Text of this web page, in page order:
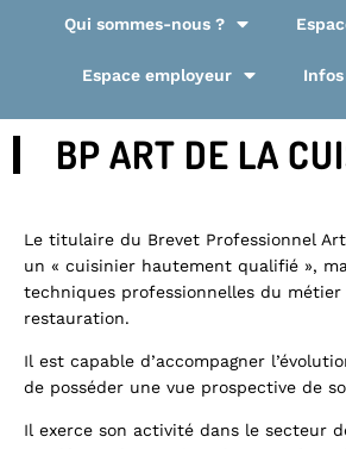
Qui sommes-nous ?
Espace employeur
BP ART DE LA
Le titulaire du Brevet Professionnel
un « cuisinier hautement qualifié »,
techniques professionnelles du
restauration.
Il est capable d’accompagner
de posséder une vue prospective de
Il exerce son activité dans le secteur